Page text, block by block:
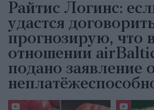
Райтис Логинс:
удастся
прогнозирую, что
отношении
подано заявление